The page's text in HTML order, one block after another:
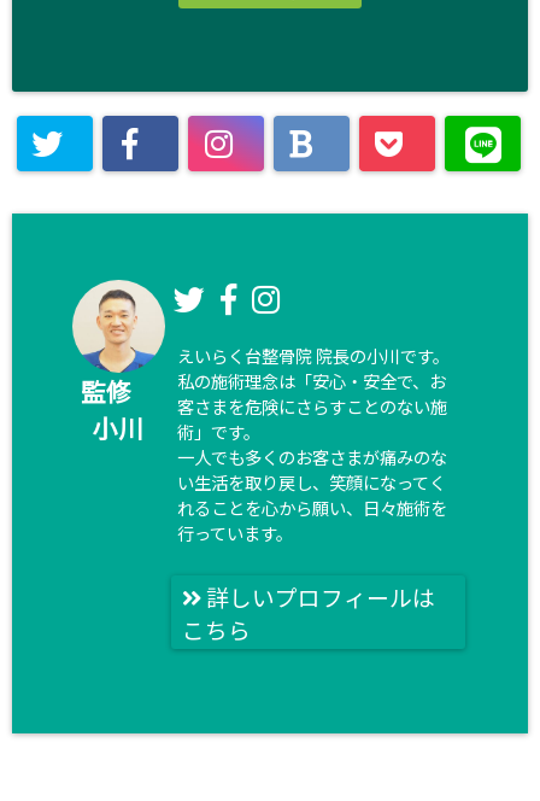
監修
小川
えいらく台整骨院 院長の小川です。
私の施術理念は「安心・安全で、お
客さまを危険にさらすことのない施
術」です。
一人でも多くのお客さまが痛みのな
い生活を取り戻し、笑顔になってく
れることを心から願い、日々施術を
行っています。
詳しいプロフィールは
こちら